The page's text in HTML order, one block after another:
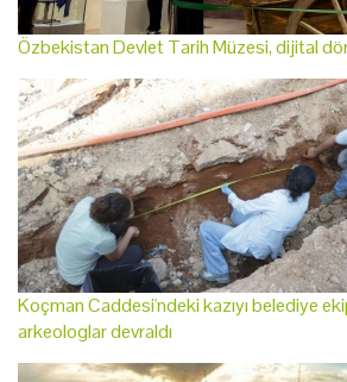
Özbekistan Devlet Tarih Müzesi, dijital
Koçman Caddesi'ndeki kazıyı belediye
arkeologlar devraldı